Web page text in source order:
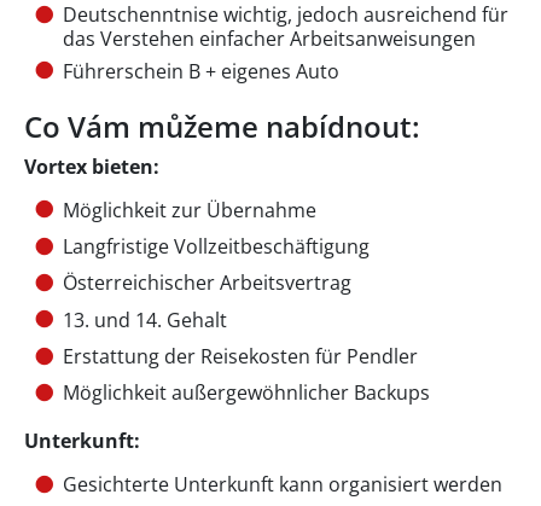
Deutschenntnise wichtig, jedoch ausreichend für
das Verstehen einfacher Arbeitsanweisungen
Führerschein B + eigenes Auto
Co Vám můžeme nabídnout:
Vortex bieten:
Möglichkeit zur Übernahme
Langfristige Vollzeitbeschäftigung
Österreichischer Arbeitsvertrag
13. und 14. Gehalt
Erstattung der Reisekosten für Pendler
Möglichkeit außergewöhnlicher Backups
Unterkunft:
Gesichterte Unterkunft kann organisiert werden